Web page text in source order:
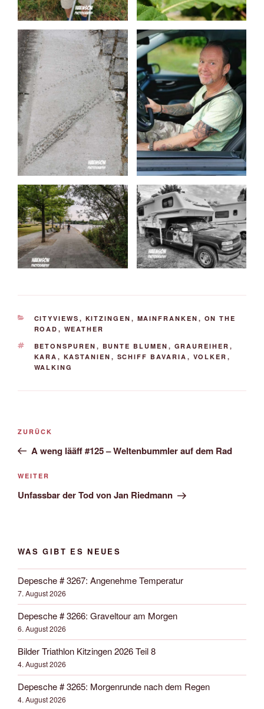
KATEGORIEN
CITYVIEWS , KITZINGEN , MAINFRANKEN , ON THE
ROAD , WEATHER
SCHLAGWÖRTER
BETONSPUREN , BUNTE BLUMEN , GRAUREIHER ,
KARA , KASTANIEN , SCHIFF BAVARIA , VOLKER ,
WALKING
Beitrags-
Vorheriger
Beitrag
ZURÜCK
A weng lääff #125 – Weltenbummler auf dem Rad
Nächster
Beitrag
WEITER
Unfassbar der Tod von Jan Riedmann
WAS GIBT ES NEUES
Depesche # 3267: Angenehme Temperatur
7. August 2026
Depesche # 3266: Graveltour am Morgen
6. August 2026
Bilder Triathlon Kitzingen 2026 Teil 8
4. August 2026
Depesche # 3265: Morgenrunde nach dem Regen
4. August 2026